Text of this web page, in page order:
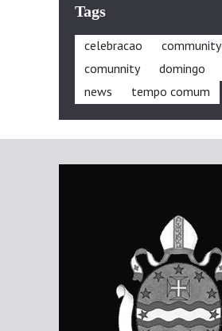
Tags
celebracao
community
comunnity
domingo
news
tempo comum